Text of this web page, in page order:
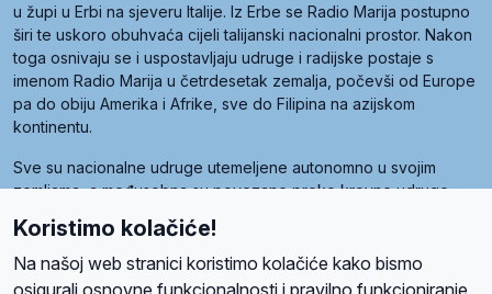
u župi u Erbi na sjeveru Italije. Iz Erbe se Radio Marija postupno
širi te uskoro obuhvaća cijeli talijanski nacionalni prostor. Nakon
toga osnivaju se i uspostavljaju udruge i radijske postaje s
imenom Radio Marija u četrdesetak zemalja, počevši od Europe
pa do obiju Amerika i Afrike, sve do Filipina na azijskom
kontinentu.
Sve su nacionalne udruge utemeljene autonomno u svojim
zemljama, a međusobna su povezane preko krovne udruge
Radio Maria). Svjetsku obitelj utemeljilo je sedam članica, među
kojima je i hrvatska Udruga Radio Marija.
Koristimo kolačiće!
Na našoj web stranici koristimo kolačiće kako bismo
osigurali osnovne funkcionalnosti i pravilno funkcioniranje